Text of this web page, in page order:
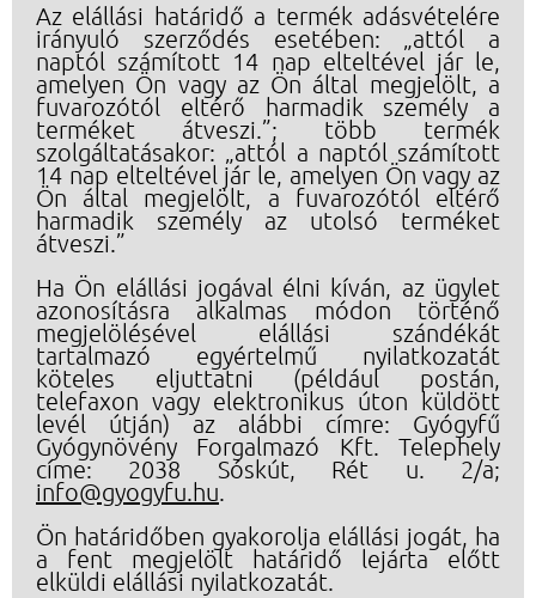
Az elállási határidő a termék adásvételére
irányuló szerződés esetében: „attól a
naptól számított 14 nap elteltével jár le,
amelyen Ön vagy az Ön által megjelölt, a
fuvarozótól eltérő harmadik személy a
terméket átveszi.”; több termék
szolgáltatásakor: „attól a naptól számított
14 nap elteltével jár le, amelyen Ön vagy az
Ön által megjelölt, a fuvarozótól eltérő
harmadik személy az utolsó terméket
átveszi.”
Ha Ön elállási jogával élni kíván, az ügylet
azonosításra alkalmas módon történő
megjelölésével elállási szándékát
tartalmazó egyértelmű nyilatkozatát
köteles eljuttatni (például postán,
telefaxon vagy elektronikus úton küldött
levél útján) az alábbi címre: Gyógyfű
Gyógynövény Forgalmazó Kft. Telephely
címe: 2038 Sóskút, Rét u. 2/a;
info@gyogyfu.hu.
Ön határidőben gyakorolja elállási jogát, ha
a fent megjelölt határidő lejárta előtt
elküldi elállási nyilatkozatát.